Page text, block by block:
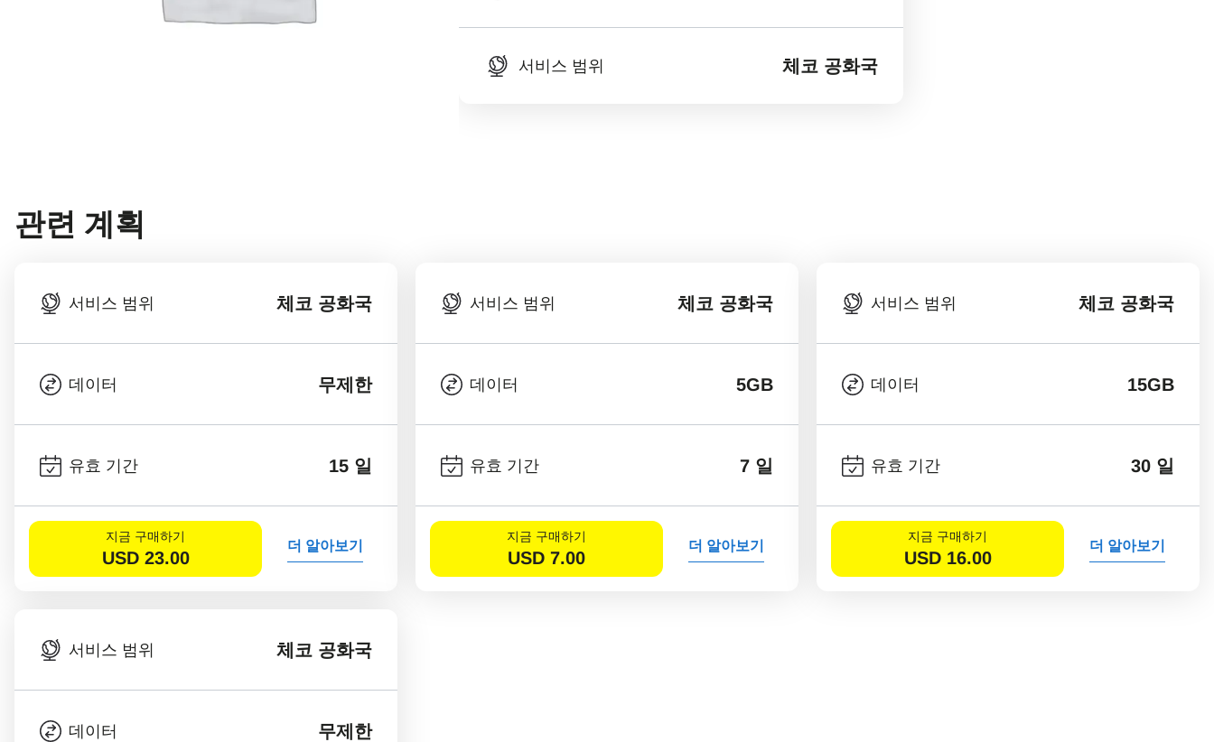
서비스 범위 체코 공화국
관련 계획
서비스 범위 체코 공화국
데이터 무제한
유효 기간 15 일
지금 구매하기
USD 23.00
더 알아보기
서비스 범위 체코 공화국
데이터 5GB
유효 기간 7 일
지금 구매하기
USD 7.00
더 알아보기
서비스 범위 체코 공화국
데이터 15GB
유효 기간 30 일
지금 구매하기
USD 16.00
더 알아보기
서비스 범위 체코 공화국
데이터 무제한